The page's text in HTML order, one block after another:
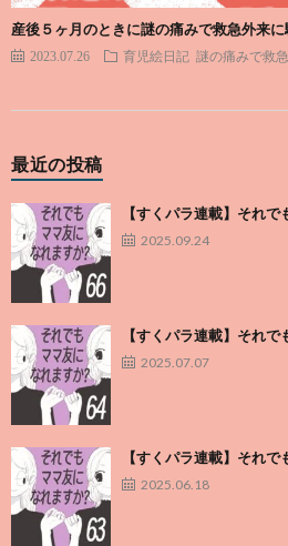
産後５ヶ月のときに謎の痛みで救急外来に
2023.07.26 育児絵日記 謎の痛みで救
最近の投稿
【すくパラ連載】それ
2025.09.24
【すくパラ連載】それ
2025.07.07
【すくパラ連載】それ
2025.06.18